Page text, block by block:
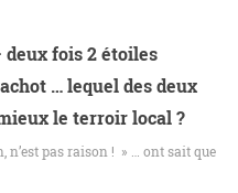
deux fois 2 étoiles
… lequel des deux
le terroir local ?
n’est pas raison ! » … ont sait que